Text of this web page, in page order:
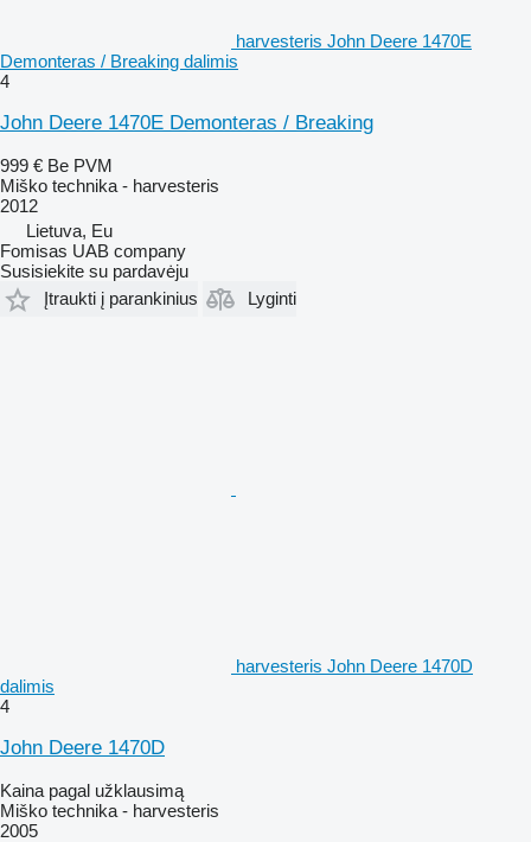
harvesteris John Deere 1470E
Demonteras / Breaking dalimis
4
John Deere 1470E Demonteras / Breaking
999 € Be PVM
Miško technika - harvesteris
2012
Lietuva, Eu
Fomisas UAB company
Susisiekite su pardavėju
Įtraukti į parankinius
Lyginti
harvesteris John Deere 1470D
dalimis
4
John Deere 1470D
Kaina pagal užklausimą
Miško technika - harvesteris
2005